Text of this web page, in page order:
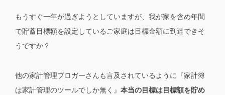
もうすぐ一年が過ぎようとしていますが、我が家を含め年間
で貯蓄目標額を設定しているご家庭は目標金額に到達できそ
うですか？
他の家計管理ブロガーさんも言及されているように『家計簿
は家計管理のツールでしか無く』 本当の目標は目標額を貯め